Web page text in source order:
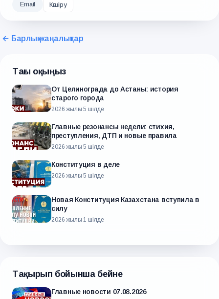
Email Көшіру
← Барлық жаңалықтар
Тағы оқыңыз
От Целинограда до Астаны: история
старого города
2026 жылғы 5 шілде
Главные резонансы недели: стихия,
преступления, ДТП и новые правила
2026 жылғы 5 шілде
Конституция в деле
2026 жылғы 5 шілде
Новая Конституция Казахстана вступила в
силу
2026 жылғы 1 шілде
Тақырып бойынша бейне
Главные новости 07.08.2026